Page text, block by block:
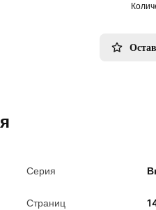
Серия
Страниц